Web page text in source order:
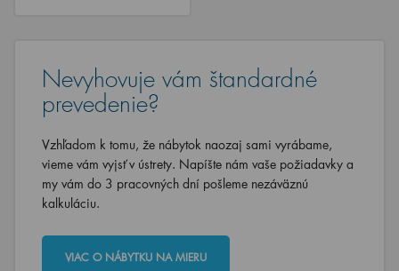
Nevyhovuje vám štandardné
prevedenie?
Vzhľadom k tomu, že nábytok naozaj sami vyrábame,
vieme vám vyjsť v ústrety. Napíšte nám vaše požiadavky a
my vám do 3 pracovných dní pošleme nezáväznú
kalkuláciu.
VIAC O NÁBYTKU NA MIERU